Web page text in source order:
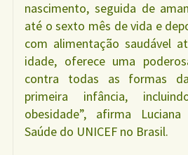
nascimento, seguida de
até o sexto mês de vida e
com alimentação saudável
idade, oferece uma
contra todas as formas
primeira infância,
obesidade”, afirma
Saúde do UNICEF no Brasil.